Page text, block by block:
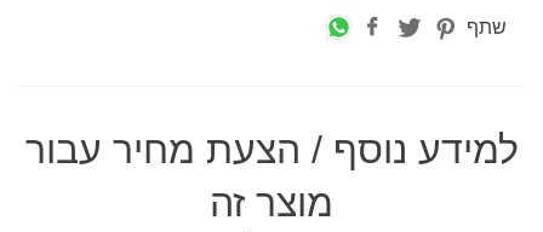
שתף
למידע נוסף / הצעת מחיר עבור
מוצר זה